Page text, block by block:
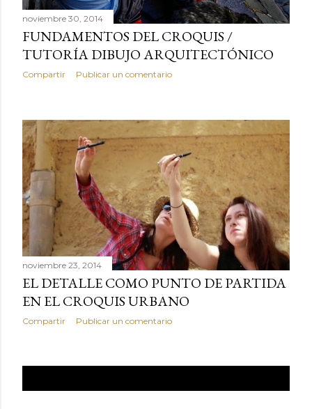
noviembre 30, 2014
FUNDAMENTOS DEL CROQUIS /
TUTORÍA DIBUJO ARQUITECTÓNICO
Compartir Publicar un comentario
noviembre 23, 2014
EL DETALLE COMO PUNTO DE PARTIDA
EN EL CROQUIS URBANO
Compartir Publicar un comentario